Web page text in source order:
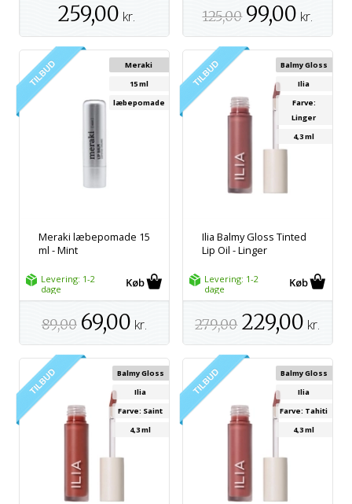
259,00 kr. 125,00 99,00 kr.
Meraki læbepomade 15
ml - Mint
Meraki
15 ml
læbepomade
Levering: 1-2
dage
89,00 69,00 kr.
Ilia Balmy Gloss Tinted
Lip Oil - Linger
Balmy Gloss
Ilia
Farve:
Linger
4,3 ml
Levering: 1-2
dage
279,00 229,00 kr.
Balmy Gloss
Ilia
Farve: Saint
4,3 ml
Balmy Gloss
Ilia
Farve: Tahiti
4,3 ml